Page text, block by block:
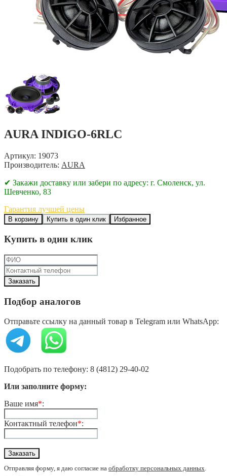
AURA INDIGO-6RLC
Артикул: 19073
Производитель: AURA
✔ Закажи доставку или забери по адресу: г. Смоленск, ул.
Шевченко, 83
Гарантия лучшей цены
В корзину Купить в один клик Избранное
Купить в один клик
Подбор аналогов
Отправьте ссылку на данный товар в Telegram или WhatsApp:
Подобрать по телефону: 8 (4812) 29-40-02
Или заполните форму:
Ваше имя*:
Контактный телефон*:
Отправляя форму, я даю согласие на обработку персональных данных.